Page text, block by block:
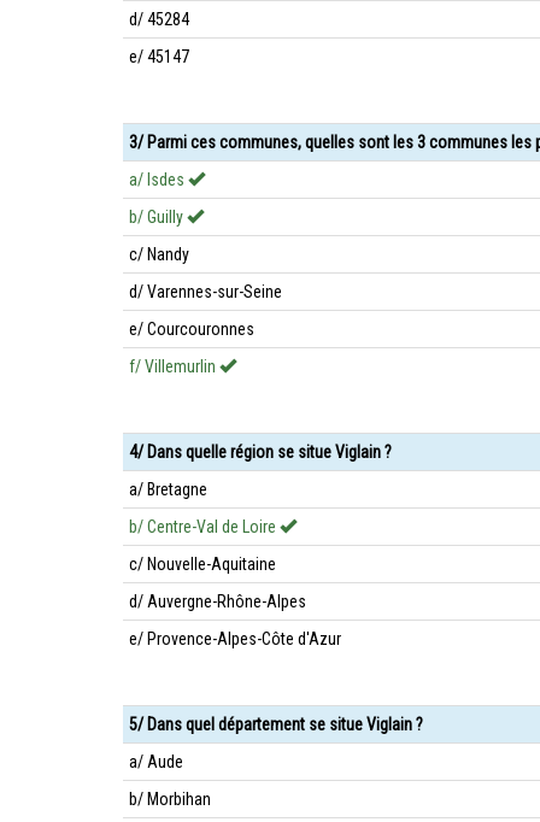
d/ 45284
e/ 45147
3/ Parmi ces communes, quelles sont les 3 communes les
a/ Isdes
b/ Guilly
c/ Nandy
d/ Varennes-sur-Seine
e/ Courcouronnes
f/ Villemurlin
4/ Dans quelle région se situe Viglain ?
a/ Bretagne
b/ Centre-Val de Loire
c/ Nouvelle-Aquitaine
d/ Auvergne-Rhône-Alpes
e/ Provence-Alpes-Côte d'Azur
5/ Dans quel département se situe Viglain ?
a/ Aude
b/ Morbihan